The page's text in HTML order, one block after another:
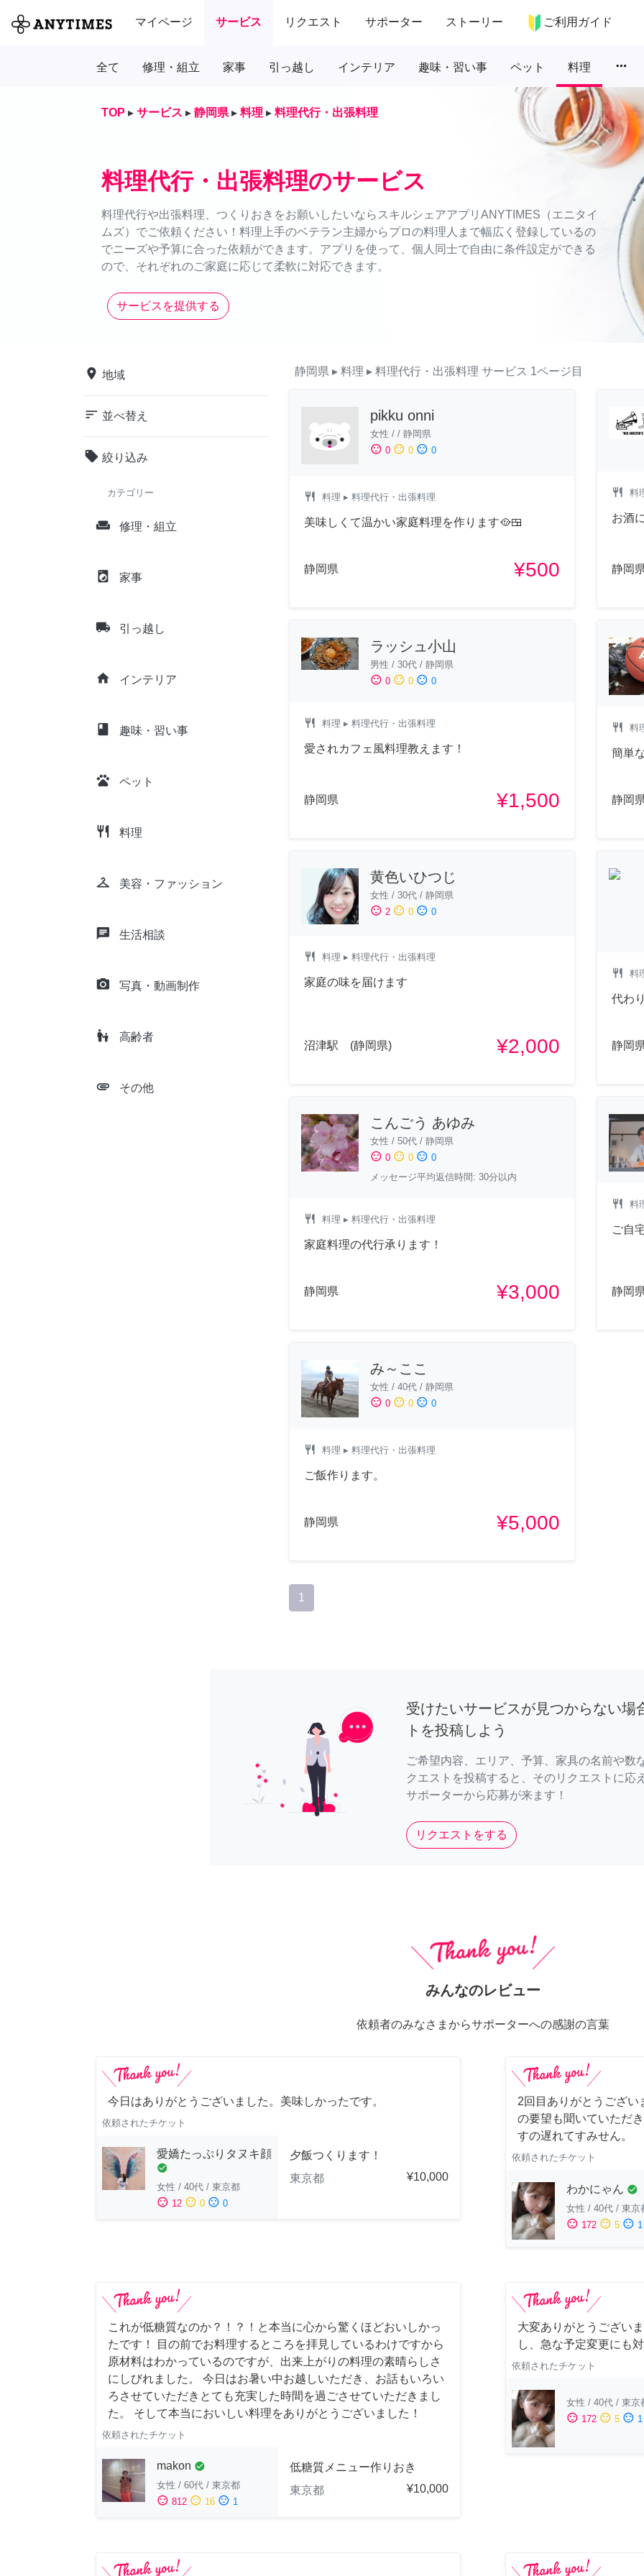
マイページ サービス リクエスト サポーター ストーリー ご利用ガイド
全て 修理・組立 家事 引っ越し インテリア 趣味・習い事 ペット 料理 more_horiz
TOP ▸ サービス ▸ 静岡県 ▸ 料理 ▸ 料理代行・出張料理
料理代行・出張料理のサービス
料理代行や出張料理、つくりおきをお願いしたいならスキルシェアアプリANYTIMES（エニタイ
ムズ）でご依頼ください！料理上手のベテラン主婦からプロの料理人まで幅広く登録しているの
でニーズや予算に合った依頼ができます。アプリを使って、個人同士で自由に条件設定ができる
ので、それぞれのご家庭に応じて柔軟に対応できます。
サービスを提供する
place 地域
sort 並べ替え
local_offer 絞り込み
カテゴリー
weekend 修理・組立
local_laundry_service 家事
local_shipping 引っ越し
home インテリア
class 趣味・習い事
pets ペット
restaurant 料理
checkroom 美容・ファッション
chat 生活相談
camera_alt 写真・動画制作
escalator_warning 高齢者
attachment その他
静岡県 ▸ 料理 ▸ 料理代行・出張料理 サービス 1ページ目
pikku onni
女性 / / 静岡県
sentiment_satisfied 0 sentiment_neutral 0 sentiment_dissatisfied 0
restaurant 料理 ▸ 料理代行・出張料理
美味しくて温かい家庭料理を作ります🥘🍱
静岡県 ¥500
restaurant 料
お酒
静岡
ラッシュ小山
男性 / 30代 / 静岡県
sentiment_satisfied 0 sentiment_neutral 0 sentiment_dissatisfied 0
restaurant 料理 ▸ 料理代行・出張料理
愛されカフェ風料理教えます！
静岡県 ¥1,500
restaurant 料
簡単
静岡
黄色いひつじ
女性 / 30代 / 静岡県
sentiment_satisfied 2 sentiment_neutral 0 sentiment_dissatisfied 0
restaurant 料理 ▸ 料理代行・出張料理
家庭の味を届けます
沼津駅 (静岡県) ¥2,000
restaurant 料
代わ
静岡
こんごう あゆみ
女性 / 50代 / 静岡県
sentiment_satisfied 0 sentiment_neutral 0 sentiment_dissatisfied 0
メッセージ平均返信時間: 30分以内
restaurant 料理 ▸ 料理代行・出張料理
家庭料理の代行承ります！
静岡県 ¥3,000
restaurant 料
ご自
静岡
み～ここ
女性 / 40代 / 静岡県
sentiment_satisfied 0 sentiment_neutral 0 sentiment_dissatisfied 0
restaurant 料理 ▸ 料理代行・出張料理
ご飯作ります。
静岡県 ¥5,000
1
受けたいサービスが見つからない場
トを投稿しよう
ご希望内容、エリア、予算、家具の名前や数
クエストを投稿すると、そのリクエストに応
サポーターから応募が来ます！
リクエストをする
みんなのレビュー
依頼者のみなさまからサポーターへの感謝の言葉
今日はありがとうございました。美味しかったです。
依頼されたチケット
愛嬌たっぷりタヌキ顔
check_circle
女性 / 40代 / 東京都
sentiment_satisfied 12 sentiment_neutral 0 sentiment_dissatisfied 0
夕飯つくります！
東京都
¥10,000
2回目ありがとうござい
の要望も聞いていただ
すの遅れてすみせん。
依頼されたチケット
わかにゃん check_circle
女性 / 40代 / 東京
sentiment_satisfied 172 sentiment_neutral 5 sentiment_dissatisfied 1
これが低糖質なのか？！？！と本当に心から驚くほどおいしかっ
たです！ 目の前でお料理するところを拝見しているわけですから
原材料はわかっているのですが、出来上がりの料理の素晴らしさ
にしびれました。 今日はお暑い中お越しいただき、お話もいろい
ろさせていただきとても充実した時間を過ごさせていただきまし
た。 そして本当においしい料理をありがとうございました！
依頼されたチケット
makon check_circle
女性 / 60代 / 東京都
sentiment_satisfied 812 sentiment_neutral 16 sentiment_dissatisfied 1
低糖質メニュー作りおき
東京都
¥10,000
大変ありがとうござい
し、急な予定変更にも
依頼されたチケット
女性 / 40代 / 東京
sentiment_satisfied 172 sentiment_neutral 5 sentiment_dissatisfied 1